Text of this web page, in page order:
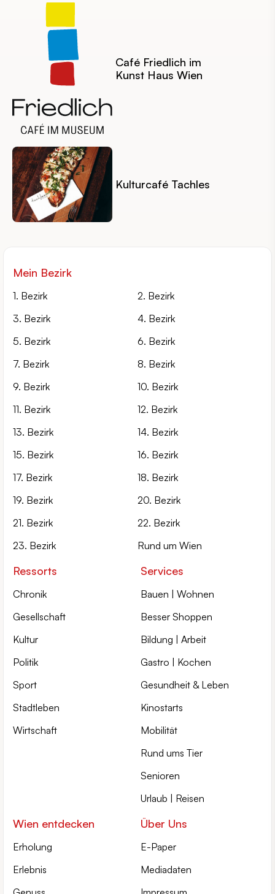
Café Friedlich im
Kunst Haus Wien
Kulturcafé Tachles
Mein Bezirk
1. Bezirk
2. Bezirk
3. Bezirk
4. Bezirk
5. Bezirk
6. Bezirk
7. Bezirk
8. Bezirk
9. Bezirk
10. Bezirk
11. Bezirk
12. Bezirk
13. Bezirk
14. Bezirk
15. Bezirk
16. Bezirk
17. Bezirk
18. Bezirk
19. Bezirk
20. Bezirk
21. Bezirk
22. Bezirk
23. Bezirk
Rund um Wien
Ressorts
Chronik
Gesellschaft
Kultur
Politik
Sport
Stadtleben
Wirtschaft
Services
Bauen | Wohnen
Besser Shoppen
Bildung | Arbeit
Gastro | Kochen
Gesundheit & Leben
Kinostarts
Mobilität
Rund ums Tier
Senioren
Urlaub | Reisen
Wien entdecken
Erholung
Erlebnis
Über Uns
E-Paper
Mediadaten